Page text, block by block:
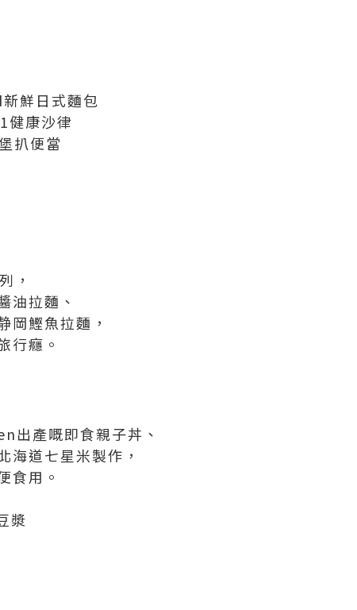
鮮日式麵包
健康沙律
扒便當
，
油拉麵、
岡鰹魚拉麵，
行癮。
產嘅即食親子丼、
海道七星米製作，
食用。
漿